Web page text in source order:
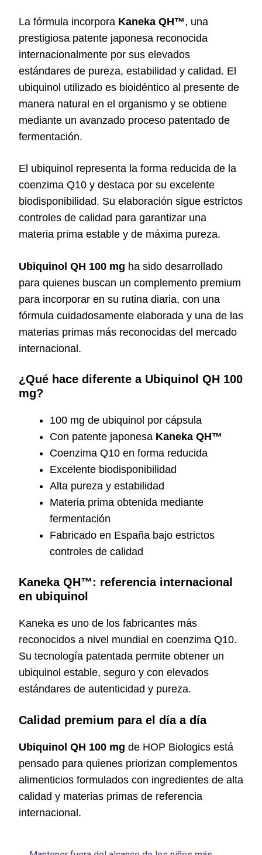
La fórmula incorpora Kaneka QH™, una
prestigiosa patente japonesa reconocida
internacionalmente por sus elevados
estándares de pureza, estabilidad y calidad. El
ubiquinol utilizado es bioidéntico al presente de
manera natural en el organismo y se obtiene
mediante un avanzado proceso patentado de
fermentación.
El ubiquinol representa la forma reducida de la
coenzima Q10 y destaca por su excelente
biodisponibilidad. Su elaboración sigue estrictos
controles de calidad para garantizar una
materia prima estable y de máxima pureza.
Ubiquinol QH 100 mg ha sido desarrollado
para quienes buscan un complemento premium
para incorporar en su rutina diaria, con una
fórmula cuidadosamente elaborada y una de las
materias primas más reconocidas del mercado
internacional.
¿Qué hace diferente a Ubiquinol QH 100
mg?
100 mg de ubiquinol por cápsula
Con patente japonesaKaneka QH™
Coenzima Q10 en forma reducida
Excelente biodisponibilidad
Alta pureza y estabilidad
Materia prima obtenida mediante
fermentación
Fabricado en España bajo estrictos
controles de calidad
Kaneka QH™: referencia internacional
en ubiquinol
Kaneka es uno de los fabricantes más
reconocidos a nivel mundial en coenzima Q10.
Su tecnología patentada permite obtener un
ubiquinol estable, seguro y con elevados
estándares de autenticidad y pureza.
Calidad premium para el día a día
Ubiquinol QH 100 mg de HOP Biologics está
pensado para quienes priorizan complementos
alimenticios formulados con ingredientes de alta
calidad y materias primas de referencia
internacional.